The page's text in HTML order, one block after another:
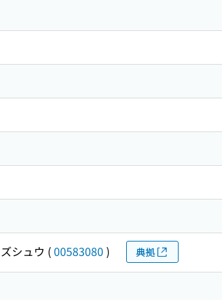
シュウ (00583080 ) 典拠